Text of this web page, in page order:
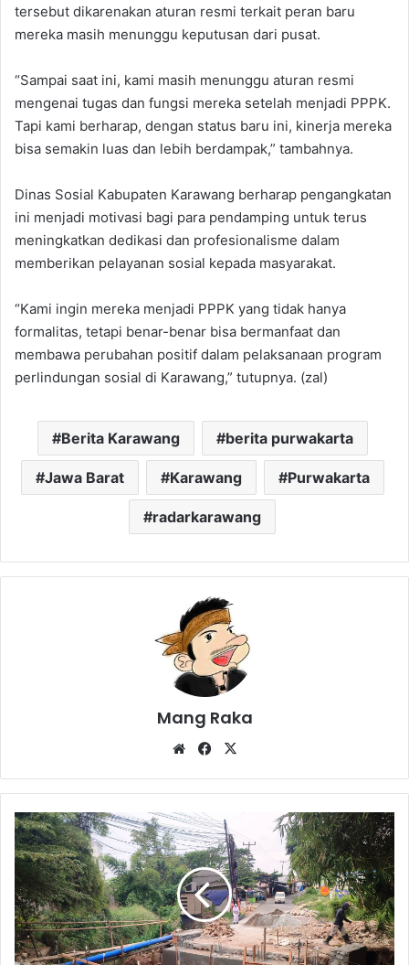
tersebut dikarenakan aturan resmi terkait peran baru
mereka masih menunggu keputusan dari pusat.
“Sampai saat ini, kami masih menunggu aturan resmi
mengenai tugas dan fungsi mereka setelah menjadi PPPK.
Tapi kami berharap, dengan status baru ini, kinerja mereka
bisa semakin luas dan lebih berdampak,” tambahnya.
Dinas Sosial Kabupaten Karawang berharap pengangkatan
ini menjadi motivasi bagi para pendamping untuk terus
meningkatkan dedikasi dan profesionalisme dalam
memberikan pelayanan sosial kepada masyarakat.
“Kami ingin mereka menjadi PPPK yang tidak hanya
formalitas, tetapi benar-benar bisa bermanfaat dan
membawa perubahan positif dalam pelaksanaan program
perlindungan sosial di Karawang,” tutupnya. (zal)
Berita Karawang berita purwakarta
Jawa Barat Karawang Purwakarta
radarkarawang
Mang Raka
WebsiteFacebook
Proyek
Jembatan
Diduga
Pakai
Material
Bekas